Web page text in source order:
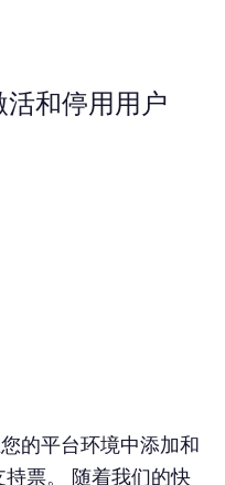
活和停用用户
的平台环境中添加和
票。 随着我们的快